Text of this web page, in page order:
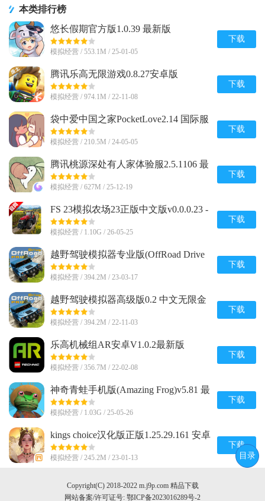
本类排行榜
悠长假期官方版1.0.39 最新版
模拟经营 / 553.1M / 25-01-05
下载
腾讯乐高无限游戏0.8.27安卓版
模拟经营 / 974.1M / 22-11-08
下载
袋中爱中国之家PocketLove2.14 国际服
模拟经营 / 210.5M / 24-05-05
下载
腾讯桃源深处有人家体验服2.5.1106 最
新版
模拟经营 / 627M / 25-12-19
下载
FS 23模拟农场23正版中文版v0.0.0.23 -
Google 谷歌版
模拟经营 / 1.10G / 26-05-25
下载
越野驾驶模拟器专业版(OffRoad Drive
Pro)0.2 中文安卓最新版
模拟经营 / 394.2M / 23-03-17
下载
越野驾驶模拟器高级版0.2 中文无限金
币版
模拟经营 / 394.2M / 22-11-03
下载
乐高机械组AR安卓V1.0.2最新版
模拟经营 / 356.7M / 22-02-08
下载
神奇青蛙手机版(Amazing Frog)v5.81 最
新版
模拟经营 / 1.03G / 25-05-26
下载
kings choice汉化版正版1.25.29.161 安卓
版
模拟经营 / 245.2M / 23-01-13
下载
Copyright(C) 2018-2022 m.j9p.com 精品下载
网站备案/许可证号: 鄂ICP备2023016289号-2
目录